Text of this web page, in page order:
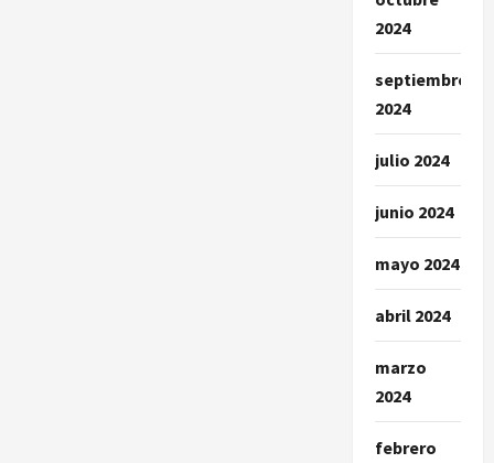
2024
septiembre
2024
julio 2024
junio 2024
mayo 2024
abril 2024
marzo
2024
febrero